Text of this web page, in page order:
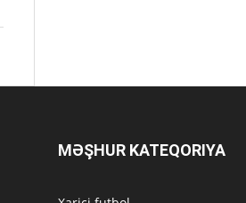
MƏŞHUR KATEQORIYA